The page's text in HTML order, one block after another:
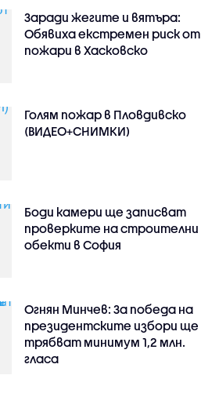
Заради жегите и вятъра:
Обявиха екстремен риск от
пожари в Хасковско
Голям пожар в Пловдивско
(ВИДЕО+СНИМКИ)
Боди камери ще записват
проверките на строителни
обекти в София
Огнян Минчев: За победа на
президентските избори ще
трябват минимум 1,2 млн.
гласа